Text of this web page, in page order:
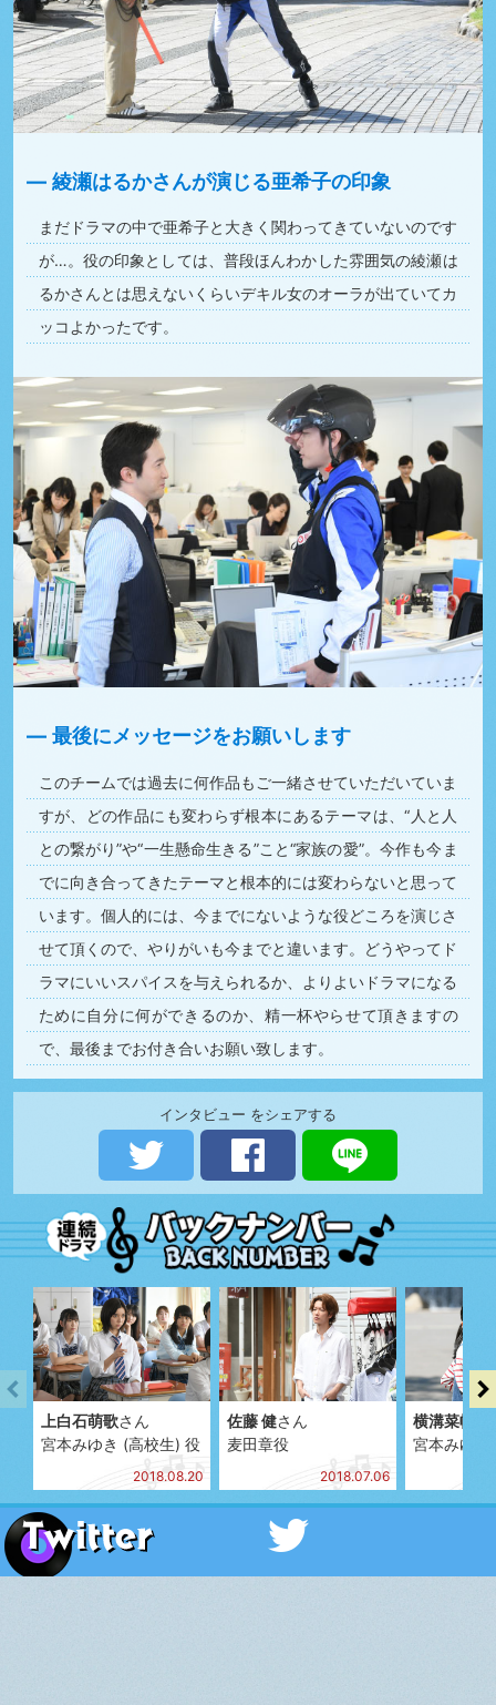
綾瀬はるかさんが演じる亜希子の印象
まだドラマの中で亜希子と大きく関わってきていないのです
が…。役の印象としては、普段ほんわかした雰囲気の綾瀬は
るかさんとは思えないくらいデキル女のオーラが出ていてカ
ッコよかったです。
最後にメッセージをお願いします
このチームでは過去に何作品もご一緒させていただいていま
すが、どの作品にも変わらず根本にあるテーマは、“人と人
との繋がり”や“一生懸命生きる”こと“家族の愛”。今作も今ま
でに向き合ってきたテーマと根本的には変わらないと思って
います。個人的には、今までにないような役どころを演じさ
せて頂くので、やりがいも今までと違います。どうやってド
ラマにいいスパイスを与えられるか、よりよいドラマになる
ために自分に何ができるのか、精一杯やらせて頂きますの
で、最後までお付き合いお願い致します。
インタビュー をシェアする
ツイートするシェアする
上白石萌歌さん
宮本みゆき (高校生) 役
2018.08.20
佐藤 健さん
麦田章役
2018.07.06
横溝菜帆
宮本みゆき